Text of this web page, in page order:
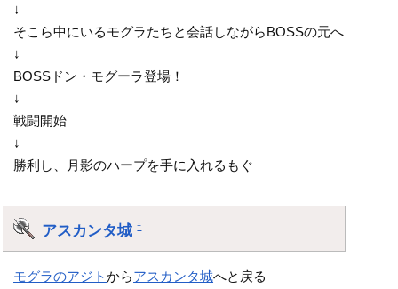
↓
そこら中にいるモグラたちと会話しながらBOSSの元へ
↓
BOSSドン・モグーラ登場！
↓
戦闘開始
↓
勝利し、月影のハープを手に入れるもぐ
アスカンタ城 †
モグラのアジトからアスカンタ城へと戻る